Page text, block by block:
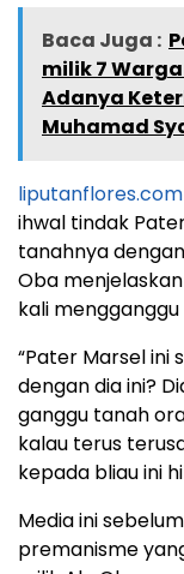
Baca Juga :
milik 7
Adanya
Muhamad
liputanflores.com
ihwal tindak
tanahnya
Oba
kali
“Pater Marsel ini
dengan dia ini?
ganggu tanah
kalau terus
kepada bliau ini
Media ini
premanisme